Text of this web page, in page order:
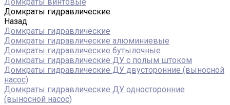
Домкраты гидравлические
Назад
Домкраты гидравлические
Домкраты гидравлические алюминиевые
Домкраты гидравлические бутылочные
Домкраты гидравлические ДУ c полым штоком
Домкраты гидравлические ДУ двусторонние (выносной
насос)
Домкраты гидравлические ДУ односторонние
(выносной насос)